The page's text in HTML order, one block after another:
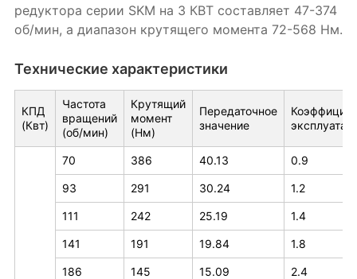
редуктора серии SKM на 3 КВТ составляет 47-374
об/мин, а диапазон крутящего момента 72-568 Нм.
Технические характеристики
КПД
(Квт)
Частота
вращений
(об/мин)
Крутящий
момент
(Нм)
Передаточное
значение
70 386 40.13 0.9
93 291 30.24 1.2
111 242 25.19 1.4
141 191 19.84 1.8
186 145 15.09 2.4